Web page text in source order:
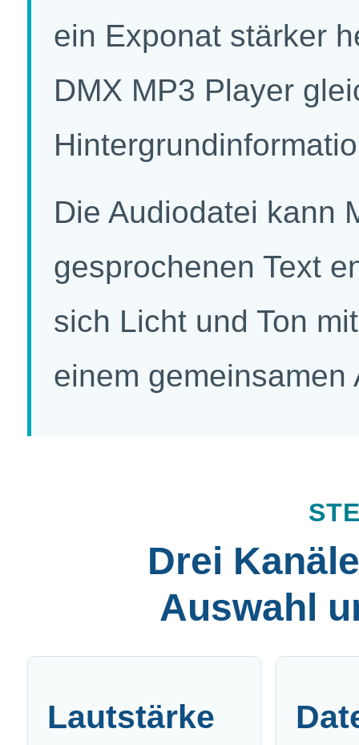
ein Exponat stärker
DMX MP3 Player
Die Audiodatei kann
gesprochenen Text
sich Licht und Ton
einem gemeinsamen
Drei
Auswahl
Lautstärke